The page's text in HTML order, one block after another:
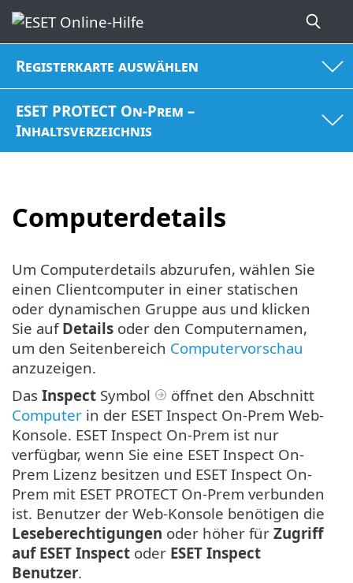
Registerkarte auswählen
ESET PROTECT On-Prem –
Inhaltsverzeichnis
Computerdetails
Um Computerdetails abzurufen, wählen Sie
einen Clientcomputer in einer statischen
oder dynamischen Gruppe aus und klicken
Sie auf Details oder den Computernamen,
um den Seitenbereich Computervorschau
anzuzeigen.
Das Inspect Symbol
öffnet den Abschnitt
Computer in der ESET Inspect On-Prem Web-
Konsole. ESET Inspect On-Prem ist nur
verfügbar, wenn Sie eine ESET Inspect On-
Prem Lizenz besitzen und ESET Inspect On-
Prem mit ESET PROTECT On-Prem verbunden
ist. Benutzer der Web-Konsole benötigen die
Leseberechtigungen oder höher für Zugriff
auf ESET Inspect oder ESET Inspect
Benutzer.